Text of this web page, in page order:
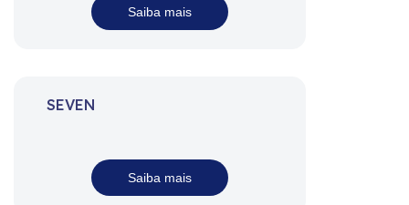
Saiba mais
SEVEN
Saiba mais